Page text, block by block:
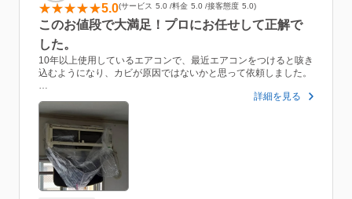
5.0 サービス 5.0 料金 5.0 接客態度 5.0
このお値段で大満足！プロにお任せして正解で
した。
10年以上使用しているエアコンで、最近エアコンをつけると咳き
込むようになり、カビが原因ではないかと思って依頼しました。
やはりセルフケアでは限界があり、プロにお任せするべきだと実
感しています！
事前にこのサイトを通じてメッセージのやり取りができたので、
当日まで安心して迎えることができました。
エアコンを長持ちさせるためにも、健康面のためにも、年に1回
はプロのお掃除をお願いしようと思います。
詳細を見る